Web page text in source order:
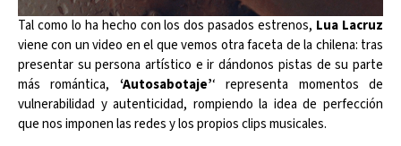
Tal como lo ha hecho con los dos pasados estrenos, Lua Lacruz
viene con un video en el que vemos otra faceta de la chilena: tras
presentar su persona artístico e ir dándonos pistas de su parte
más romántica, ‘Autosabotaje’‘ representa momentos de
vulnerabilidad y autenticidad, rompiendo la idea de perfección
que nos imponen las redes y los propios clips musicales.